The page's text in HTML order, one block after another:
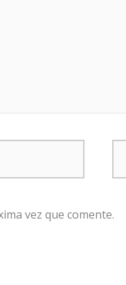
vez que comente.